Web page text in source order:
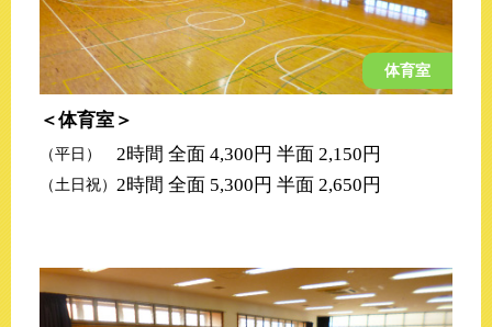
体育室
体育室
（平日） 2時間 全面 4,300円 半面 2,150円
（土日祝） 2時間 全面 5,300円 半面 2,650円